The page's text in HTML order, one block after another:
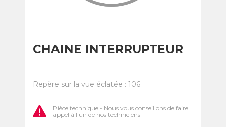
CHAINE INTERRUPTEUR
Repère sur la vue éclatée : 106
Pièce technique - Nous vous conseillons de faire
appel à l'un de nos techniciens